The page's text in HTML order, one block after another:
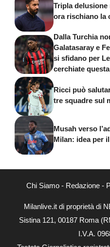
Tripla delusione
ora rischiano la
Dalla Turchia
Galatasaray e
si sfidano per
cerchiate
Ricci può
tre squadre sul
Musah verso
Milan: idea per
Chi Siamo- Redazione-
Milanlive.it di proprietà di
Sistina 121, 00187 Roma
I.V.A.